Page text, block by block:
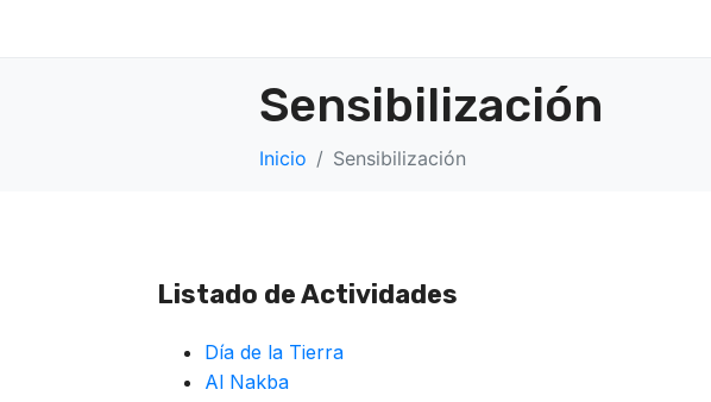
Sensibilización
Inicio Sensibilización
Listado de Actividades
Día de la Tierra
Al Nakba